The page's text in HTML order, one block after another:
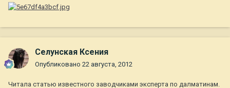
Селунская Ксения
Опубликовано 22 августа, 2012
Читала статью известного заводчиками эксперта по далматинам.